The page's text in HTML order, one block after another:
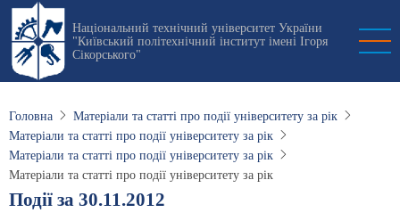
Перейти
основного
вмісту
Національний технічний університет України
"Київський політехнічний інститут імені Ігоря
Сікорського"
Головна
Матеріали та статті про події університету за рік
Матеріали та статті про події університету за рік
Матеріали та статті про події університету за рік
Матеріали та статті про події університету за рік
Події за 30.11.2012